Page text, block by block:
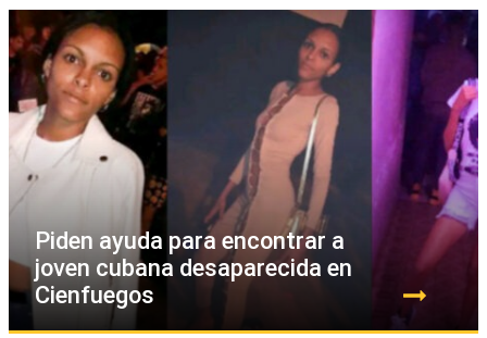
Piden ayuda para encontrar a
joven cubana desaparecida en
Cienfuegos